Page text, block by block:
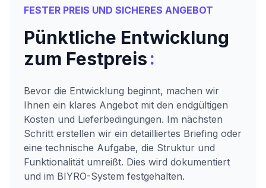
FESTER PREIS UND SICHERES ANGEBOT
Pünktliche Entwicklung
zum Festpreis:
Bevor die Entwicklung beginnt, machen wir
Ihnen ein klares Angebot mit den endgültigen
Kosten und Lieferbedingungen. Im nächsten
Schritt erstellen wir ein detailliertes Briefing oder
eine technische Aufgabe, die Struktur und
Funktionalität umreißt. Dies wird dokumentiert
und im BIYRO-System festgehalten.